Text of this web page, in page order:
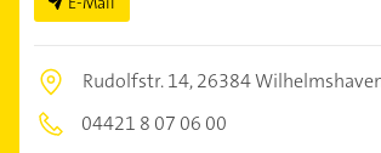
Rudolfstr. 14,26384
04421 8 07 06 00